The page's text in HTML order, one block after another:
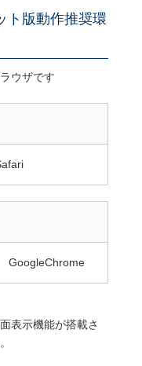
ト版動作推奨環
ウザです
表示機能が搭載さ